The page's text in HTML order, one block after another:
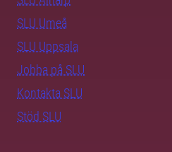
SLU Umeå
SLU Uppsala
Jobba på SLU
Kontakta SLU
Stöd SLU